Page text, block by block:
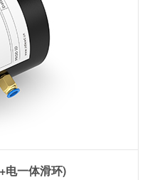
电一体滑环)